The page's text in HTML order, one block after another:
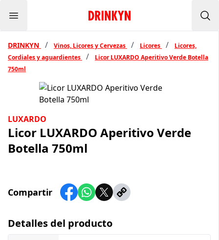
Menu Inicio Drinkyn
DRINKYN / Vinos, Licores y Cervezas / Licores /
Licores,
Cordiales y aguardientes
/
Licor LUXARDO Aperitivo Verde Botella
750ml
LUXARDO
Licor LUXARDO Aperitivo Verde
Botella 750ml
Compartir
Detalles del producto